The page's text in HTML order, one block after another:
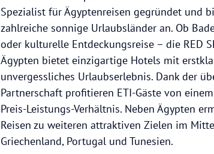
Spezialist für Ägyptenreisen gegründet und
zahlreiche sonnige Urlaubsländer an. Ob
oder kulturelle Entdeckungsreise – die RED
Ägypten bietet einzigartige Hotels mit
unvergessliches Urlaubserlebnis. Dank der
Partnerschaft profitieren ETI-Gäste von
Preis-Leistungs-Verhältnis. Neben Ägypten
Reisen zu weiteren attraktiven Zielen im
Griechenland, Portugal und Tunesien.